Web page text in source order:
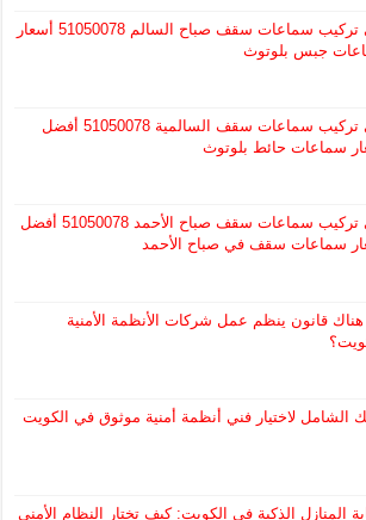
فني تركيب سماعات سقف صباح السالم 51050078 أسعار
جبس بلوتوث
فني تركيب سماعات سقف السالمية 51050078 أفضل
سماعات حائط بلوتوث
فني تركيب سماعات سقف صباح الأحمد 51050078 أفضل
سماعات سقف في صباح الأحمد
قانون ينظم عمل شركات الأنظمة الأمنية
الشامل لاختيار فني أنظمة أمنية موثوق في الكويت
المنازل الذكية في الكويت: كيف تختار النظام الأمني